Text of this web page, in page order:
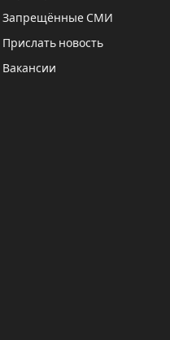
Запрещённые СМИ
Прислать новость
Вакансии